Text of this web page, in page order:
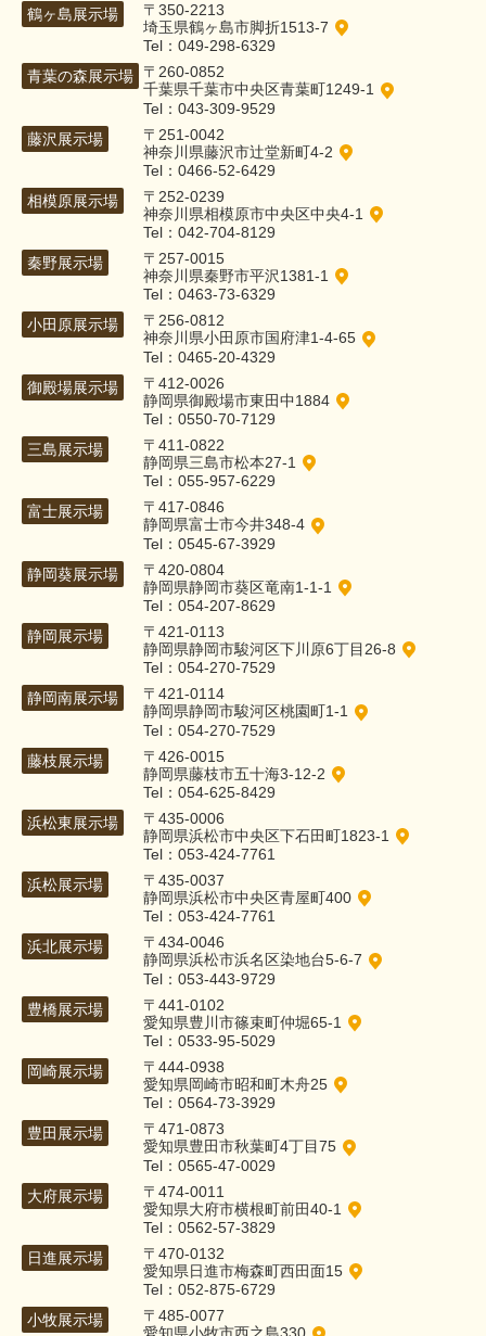
鶴ヶ島展示場
〒350-2213
埼玉県鶴ヶ島市脚折1513-7
Tel：049-298-6329
青葉の森展示場
〒260-0852
千葉県千葉市中央区青葉町1249-1
Tel：043-309-9529
藤沢展示場
〒251-0042
神奈川県藤沢市辻堂新町4-2
Tel：0466-52-6429
相模原展示場
〒252-0239
神奈川県相模原市中央区中央4-1
Tel：042-704-8129
秦野展示場
〒257-0015
神奈川県秦野市平沢1381-1
Tel：0463-73-6329
小田原展示場
〒256-0812
神奈川県小田原市国府津1-4-65
Tel：0465-20-4329
御殿場展示場
〒412-0026
静岡県御殿場市東田中1884
Tel：0550-70-7129
三島展示場
〒411-0822
静岡県三島市松本27-1
Tel：055-957-6229
富士展示場
〒417-0846
静岡県富士市今井348-4
Tel：0545-67-3929
静岡葵展示場
〒420-0804
静岡県静岡市葵区竜南1-1-1
Tel：054-207-8629
静岡展示場
〒421-0113
静岡県静岡市駿河区下川原6丁目26-8
Tel：054-270-7529
静岡南展示場
〒421-0114
静岡県静岡市駿河区桃園町1-1
Tel：054-270-7529
藤枝展示場
〒426-0015
静岡県藤枝市五十海3-12-2
Tel：054-625-8429
浜松東展示場
〒435-0006
静岡県浜松市中央区下石田町1823-1
Tel：053-424-7761
浜松展示場
〒435-0037
静岡県浜松市中央区青屋町400
Tel：053-424-7761
浜北展示場
〒434-0046
静岡県浜松市浜名区染地台5-6-7
Tel：053-443-9729
豊橋展示場
〒441-0102
愛知県豊川市篠束町仲堀65-1
Tel：0533-95-5029
岡崎展示場
〒444-0938
愛知県岡崎市昭和町木舟25
Tel：0564-73-3929
豊田展示場
〒471-0873
愛知県豊田市秋葉町4丁目75
Tel：0565-47-0029
大府展示場
〒474-0011
愛知県大府市横根町前田40-1
Tel：0562-57-3829
日進展示場
〒470-0132
愛知県日進市梅森町西田面15
Tel：052-875-6729
小牧展示場
〒485-0077